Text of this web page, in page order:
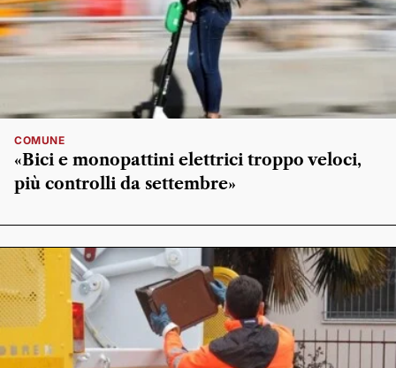
COMUNE
«Bici e monopattini elettrici troppo veloci,
più controlli da settembre»